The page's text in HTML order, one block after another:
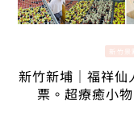
新竹景點
新竹新埔｜福祥仙
票。超療癒小